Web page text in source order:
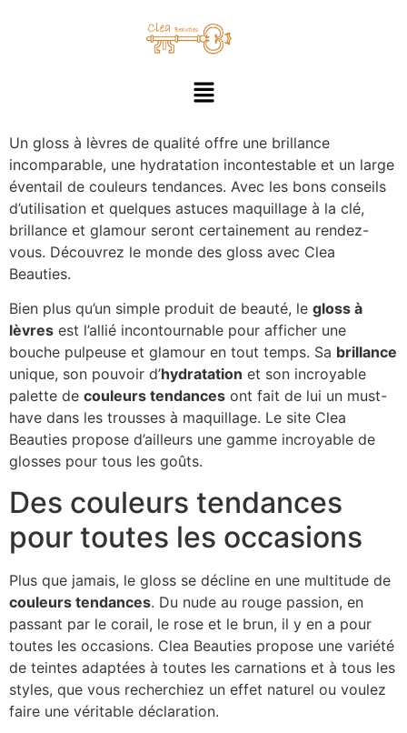
Un gloss à lèvres de qualité offre une brillance
incomparable, une hydratation incontestable et un large
éventail de couleurs tendances. Avec les bons conseils
d’utilisation et quelques astuces maquillage à la clé,
brillance et glamour seront certainement au rendez-
vous. Découvrez le monde des gloss avec Clea
Beauties.
Bien plus qu’un simple produit de beauté, le gloss à
lèvres est l’allié incontournable pour afficher une
bouche pulpeuse et glamour en tout temps. Sa brillance
unique, son pouvoir d’hydratation et son incroyable
palette de couleurs tendances ont fait de lui un must-
have dans les trousses à maquillage. Le site Clea
Beauties propose d’ailleurs une gamme incroyable de
glosses pour tous les goûts.
Des couleurs tendances
pour toutes les occasions
Plus que jamais, le gloss se décline en une multitude de
couleurs tendances. Du nude au rouge passion, en
passant par le corail, le rose et le brun, il y en a pour
toutes les occasions. Clea Beauties propose une variété
de teintes adaptées à toutes les carnations et à tous les
styles, que vous recherchiez un effet naturel ou voulez
faire une véritable déclaration.